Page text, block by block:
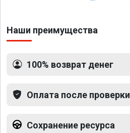
Наши преимущества
100% возврат денег
Оплата после проверки
Сохранение ресурса